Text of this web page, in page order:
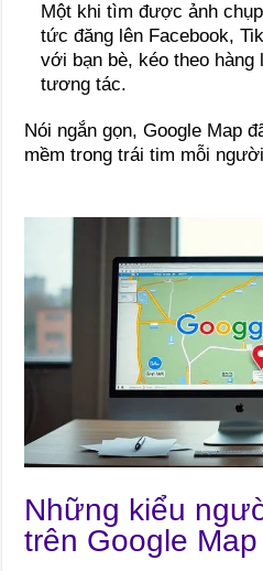
Một khi tìm được ảnh
tức đăng lên Facebook,
với bạn bè, kéo theo
tương tác.
Nói ngắn gọn, Google Map
mềm trong trái tim mỗi
Những kiểu
trên Google Map